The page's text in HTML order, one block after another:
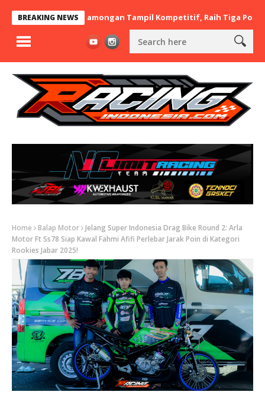
BREAKING NEWS
Asal Lamongan Tampil Kompetitif, Raih Tiga Podium di
Home Balap Motor Jelang Super Indonesia Drag Bike Round 2: Arla
Motor Ft Ss78 Siap Kawal Fahmi Afifi Perlebar Jarak Poin di Kategori
Rookies Jabar 2025!